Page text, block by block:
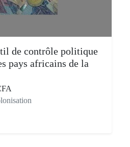
de contrôle politique
pays africains de la